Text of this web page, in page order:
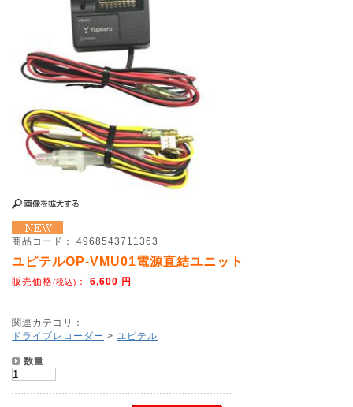
商品コード： 4968543711363
ユピテルOP-VMU01電源直結ユニット
販売価格(税込) ： 6,600 円
関連カテゴリ：
ドライブレコーダー > ユピテル
数量